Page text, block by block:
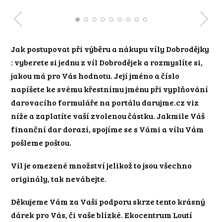
Jak postupovat při výběru a nákupu víly Dobrodějky
: vyberete si jednu z víl Dobrodějek a rozmyslíte si,
jakou má pro Vás hodnotu. Její jméno a číslo
napíšete ke svému křestnímu jménu při vyplňování
darovacího formuláře na portálu darujme.cz viz
níže a zaplatíte vaší zvolenou částku. Jakmile Váš
finanční dar dorazí, spojíme se s Vámi a vílu Vám
pošleme poštou.
Víl je omezené množství jelikož to jsou všechno
originály, tak neváhejte.
Děkujeme Vám za Vaši podporu skrze tento krásný
dárek pro Vás, či vaše blízké. Ekocentrum Loutí